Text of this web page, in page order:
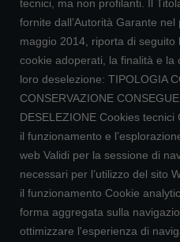
tecnici, ma non profilanti. Il
fornite dall’Autorità Garante
maggio 2014, riporta di seguito
cookie adoperati, la finalità e la
loro deselezione: TIPOLOGIA
CONSERVAZIONE
DESELEZIONE Cookies
il funzionamento e
web Validi per la sessione di
necessari per l’utilizzo del sito
il funzionamento Cookie
forma aggregata sulla
ottimizzare l'esperienza di